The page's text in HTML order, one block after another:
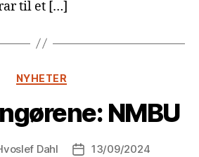
til et […]
Kategorier
NYHETER
NMBU
Dahl Publiseringsdato
13/09/2024